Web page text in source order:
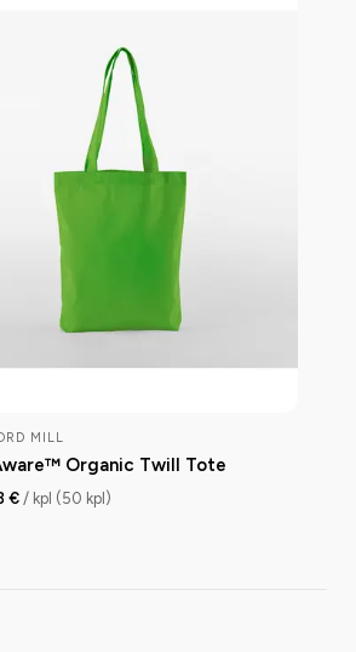
MILL
Organic Twill Tote
€ / kpl (50 kpl)